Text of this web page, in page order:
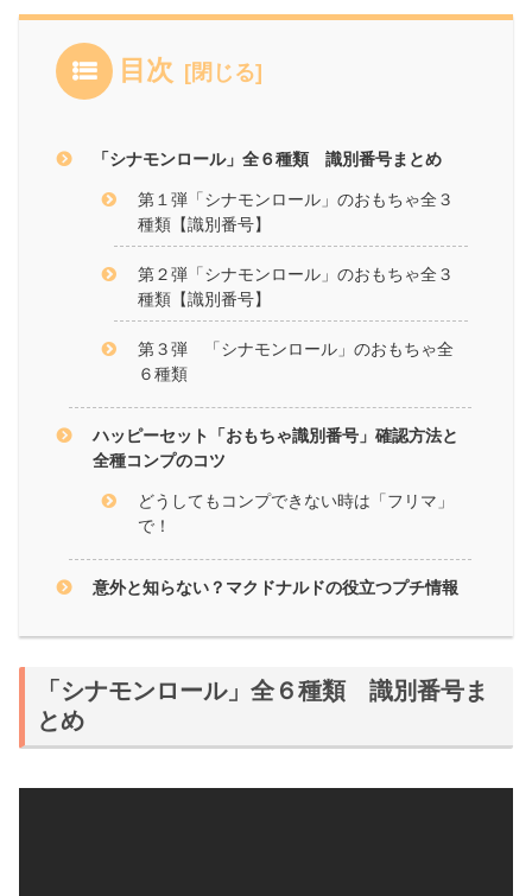
目次
「シナモンロール」全６種類 識別番号まとめ
第１弾「シナモンロール」のおもちゃ全３
種類【識別番号】
第２弾「シナモンロール」のおもちゃ全３
種類【識別番号】
第３弾 「シナモンロール」のおもちゃ全
６種類
ハッピーセット「おもちゃ識別番号」確認方法と
全種コンプのコツ
どうしてもコンプできない時は「フリマ」
で！
意外と知らない？マクドナルドの役立つプチ情報
「シナモンロール」全６種類 識別番号ま
とめ